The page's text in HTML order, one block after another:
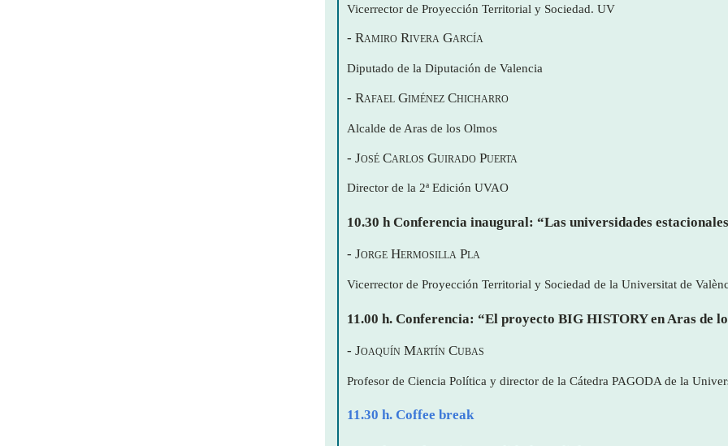
Vicerrector de Proyección Territorial y Sociedad. UV
- Ramiro Rivera García
Diputado de la Diputación de Valencia
- Rafael Giménez Chicharro
Alcalde de Aras de los Olmos
- José Carlos Guirado Puerta
Director de la 2ª Edición UVAO
10.30 h Conferencia inaugural: “Las universidades
- Jorge Hermosilla Pla
Vicerrector de Proyección Territorial y Sociedad de la Universitat de
11.00 h. Conferencia: “El proyecto BIG HISTORY en Aras de
- Joaquín Martín Cubas
Profesor de Ciencia Política y director de la Cátedra PAGODA de la
11.30 h. Coffee break